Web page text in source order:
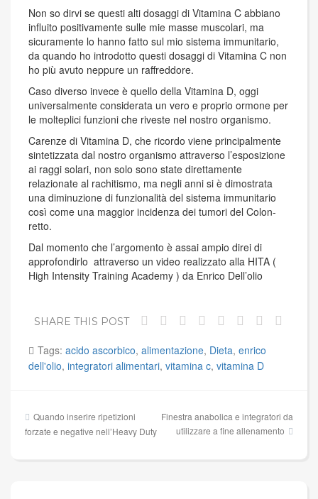
Non so dirvi se questi alti dosaggi di Vitamina C abbiano
influito positivamente sulle mie masse muscolari, ma
sicuramente lo hanno fatto sul mio sistema immunitario,
da quando ho introdotto questi dosaggi di Vitamina C non
ho più avuto neppure un raffreddore.
Caso diverso invece è quello della Vitamina D, oggi
universalmente considerata un vero e proprio ormone per
le molteplici funzioni che riveste nel nostro organismo.
Carenze di Vitamina D, che ricordo viene principalmente
sintetizzata dal nostro organismo attraverso l’esposizione
ai raggi solari, non solo sono state direttamente
relazionate al rachitismo, ma negli anni si è dimostrata
una diminuzione di funzionalità del sistema immunitario
così come una maggior incidenza dei tumori del Colon-
retto.
Dal momento che l’argomento è assai ampio direi di
approfondirlo attraverso un video realizzato alla HITA (
High Intensity Training Academy ) da Enrico Dell’olio
SHARE THIS POST
Tags: acido ascorbico, alimentazione, Dieta, enrico
dell'olio, integratori alimentari, vitamina c, vitamina D
Navigazione
articoli
Quando inserire ripetizioni
forzate e negative nell’Heavy Duty
Finestra anabolica e integratori da
utilizzare a fine allenamento